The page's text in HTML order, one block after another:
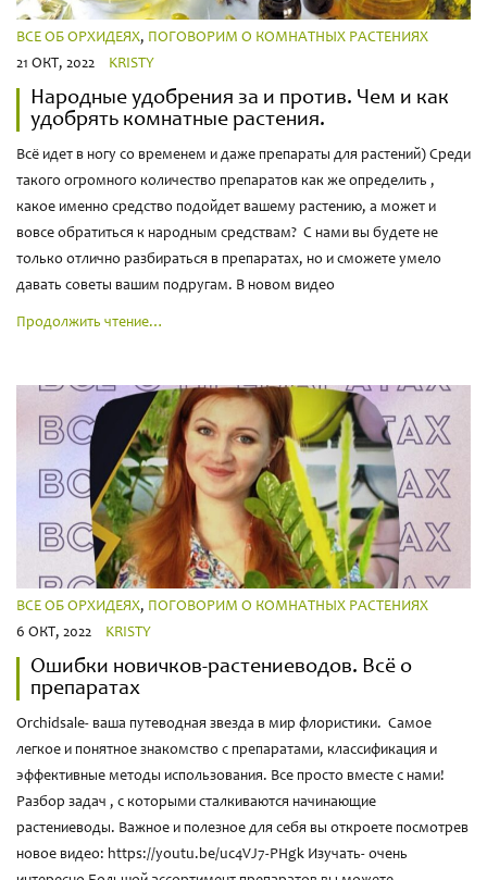
ВСЕ ОБ ОРХИДЕЯХ, ПОГОВОРИМ О КОМНАТНЫХ РАСТЕНИЯХ
21 ОКТ, 2022
KRISTY
Народные удобрения за и против. Чем и как
удобрять комнатные растения.
Всё идет в ногу со временем и даже препараты для растений) Среди
такого огромного количество препаратов как же определить ,
какое именно средство подойдет вашему растению, а может и
вовсе обратиться к народным средствам? С нами вы будете не
только отлично разбираться в препаратах, но и сможете умело
давать советы вашим подругам. В новом видео
Продолжить чтение…
ВСЕ ОБ ОРХИДЕЯХ, ПОГОВОРИМ О КОМНАТНЫХ РАСТЕНИЯХ
6 ОКТ, 2022
KRISTY
Ошибки новичков-растениеводов. Всё о
препаратах
Orchidsale- ваша путеводная звезда в мир флористики. Самое
легкое и понятное знакомство с препаратами, классификация и
эффективные методы использования. Все просто вместе с нами!
Разбор задач , с которыми сталкиваются начинающие
растениеводы. Важное и полезное для себя вы откроете посмотрев
новое видео: https://youtu.be/uc4VJ7-PHgk Изучать- очень